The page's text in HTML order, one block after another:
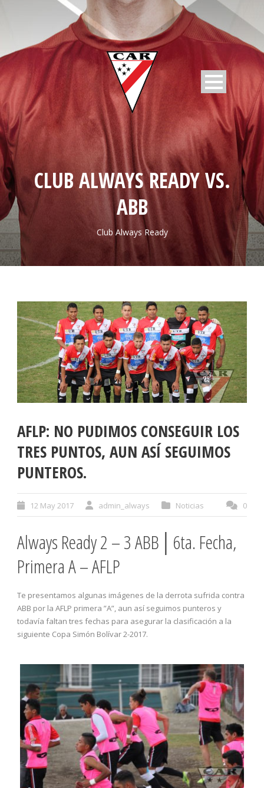
CLUB ALWAYS READY VS.
ABB
Club Always Ready
AFLP: NO PUDIMOS CONSEGUIR LOS
TRES PUNTOS, AUN ASÍ SEGUIMOS
PUNTEROS.
12 May 2017 admin_always Noticias 0
Always Ready 2 – 3 ABB│6ta. Fecha,
Primera A – AFLP
Te presentamos algunas imágenes de la derrota sufrida contra
ABB por la AFLP primera ”A”, aun así seguimos punteros y
todavía faltan tres fechas para asegurar la clasificación a la
siguiente Copa Simón Bolívar 2-2017.